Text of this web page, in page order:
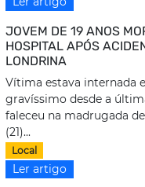
JOVEM DE 19 ANOS
HOSPITAL APÓS
LONDRINA
Vítima estava internada
gravíssimo desde a
faleceu na madrugada
(21)...
Local
Ler artigo